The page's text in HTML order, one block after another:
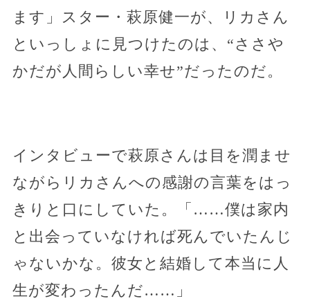
ます」スター・萩原健一が、リカさん
といっしょに見つけたのは、“ささや
かだが人間らしい幸せ”だったのだ。
インタビューで萩原さんは目を潤ませ
ながらリカさんへの感謝の言葉をはっ
きりと口にしていた。「……僕は家内
と出会っていなければ死んでいたんじ
ゃないかな。彼女と結婚して本当に人
生が変わったんだ……」